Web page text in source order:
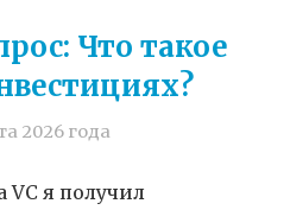
Что такое
2026 года
VC я получил